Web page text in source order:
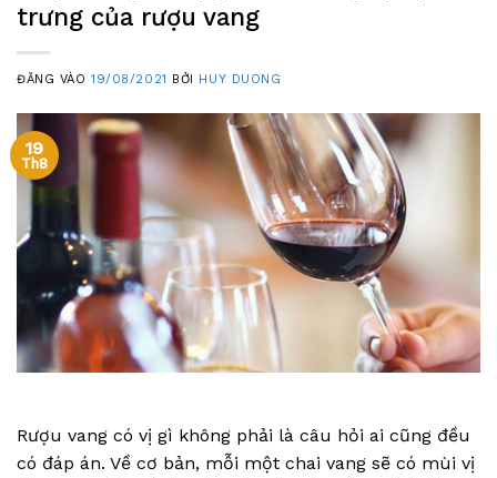
trưng của rượu vang
ĐĂNG VÀO19/08/2021 BỞI HUY DUONG
19
Th8
Rượu vang có vị gì không phải là câu hỏi ai cũng đều
có đáp án. Về cơ bản, mỗi một chai vang sẽ có mùi vị